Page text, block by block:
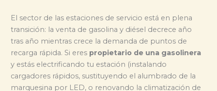
El sector de las estaciones de servicio está en plena
transición: la venta de gasolina y diésel decrece año
tras año mientras crece la demanda de puntos de
recarga rápida. Si eres propietario de una gasolinera
y estás electrificando tu estación (instalando
cargadores rápidos, sustituyendo el alumbrado de la
marquesina por LED, o renovando la climatización de